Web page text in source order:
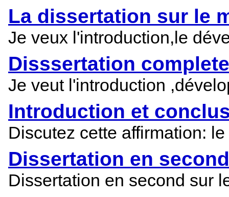
La dissertation sur le
Je veux l'introduction,le
Disssertation complete
Je veut l'introduction
Introduction et
Discutez cette affirmation:
Dissertation en
Dissertation en second sur